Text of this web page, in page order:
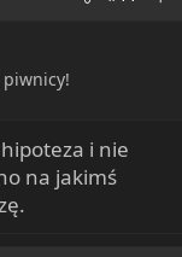
hipoteza i nie
na jakimś